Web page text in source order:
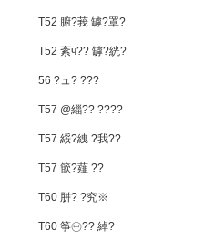
T52 腑?莪 罅?罩?
T52 紊ч?? 罅?絖?
56 ?ュ? ???
T57 @緇?? ????
T57 綏?絏 ?我??
T57 篏?薤 ??
T60 胼? ?究※
T60 筝㊥?? 綽?